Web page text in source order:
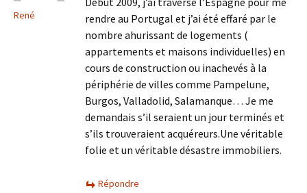
René
rendre au Portugal et j’ai été effaré par le
nombre ahurissant de logements (
appartements et maisons individuelles) en
cours de construction ou inachevés à la
périphérie de villes comme Pampelune,
Burgos, Valladolid, Salamanque… Je me
demandais s’il seraient un jour terminés et
s’ils trouveraient acquéreurs.Une véritable
folie et un véritable désastre immobiliers.
Répondre